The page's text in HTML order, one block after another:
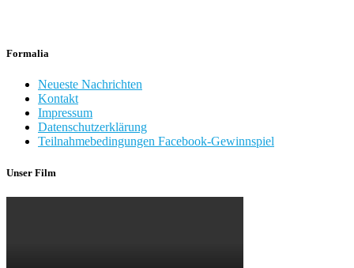
Formalia
Neueste Nachrichten
Kontakt
Impressum
Datenschutzerklärung
Teilnahmebedingungen Facebook-Gewinnspiel
Unser Film